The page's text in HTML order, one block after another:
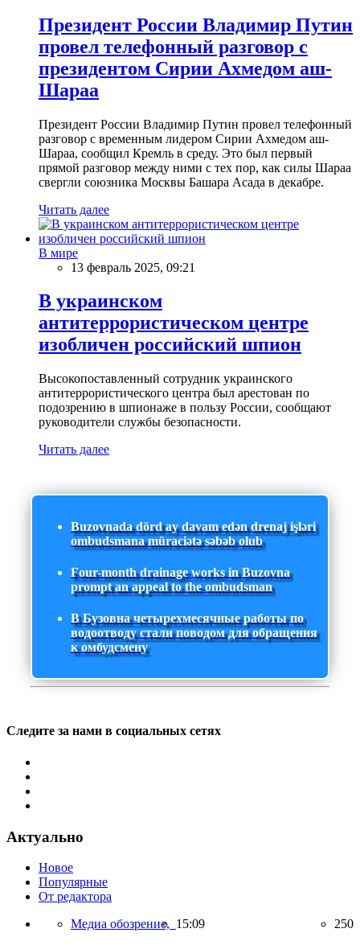
Президент России Владимир Путин
провел телефонный разговор с
президентом Сирии Ахмедом аш-
Шараа
Президент России Владимир Путин провел телефонный
разговор с временным лидером Сирии Ахмедом аш-
Шараа, сообщил Кремль в среду. Это был первый
прямой разговор между ними с тех пор, как силы Шараа
свергли союзника Москвы Башара Асада в декабре.
Читать далее
В мире
13 февраль 2025, 09:21
В украинском
антитеррористическом центре
изобличен российский шпион
Высокопоставленный сотрудник украинского
антитеррористического центра был арестован по
подозрению в шпионаже в пользу России, сообщают
руководители службы безопасности.
Читать далее
Buzovnada dörd ay davam edən drenaj işləri
ombudsmana müraciətə səbəb olub
Four-month drainage works in Buzovna
prompt an appeal to the ombudsman
В Бузовна четырехмесячные работы по
водоотводу стали поводом для обращения
к омбудсмену
Следите за нами в социальных сетях
Актуально
Новое
Популярные
От редактора
Медиа обозрение, 15:09 250